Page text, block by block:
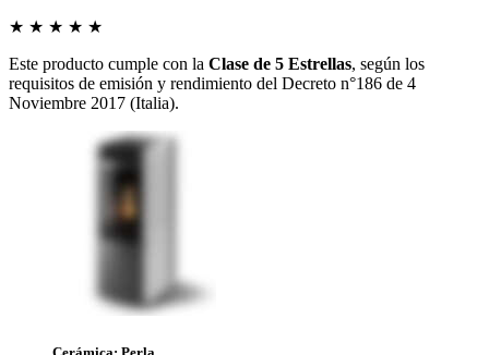
★ ★ ★ ★ ★
Este producto cumple con la Clase de 5 Estrellas, según los
requisitos de emisión y rendimiento del Decreto n°186 de 4
Noviembre 2017 (Italia).